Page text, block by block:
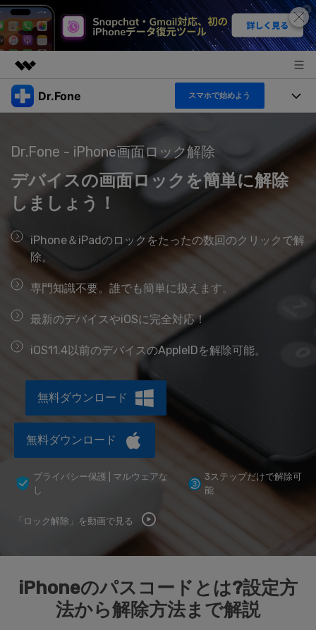
製品
ユーティリティ
ソリューション
企業情報
サポート
Dr.Fone スマホで始めよう
Dr.Fone Basic
製品
デスクトップ製品
アプリ製品
オンラインツール
新製品
もっと見る
製品活用
ヘルプセンター
トピック
データ転送
データ管理
スマホ問題
スマホ保護
もっと見る
無料ダウンロード ログイン
Dr.Fone - iPhone画面ロック解除
デバイスの画面ロックを簡単に解除
しましょう！
iPhone＆iPadのロックをたったの数回のクリックで解
除。
専門知識不要。誰でも簡単に扱えます。
最新のデバイスやiOSに完全対応！
iOS11.4以前のデバイスのAppleIDを解除可能。
無料ダウンロード
無料ダウンロード
プライバシー保護 | マルウェアな
し
3ステップだけで解除可
能
「ロック解除」を動画で見る
iPhoneのパスコードとは?設定方
法から解除方法まで解説